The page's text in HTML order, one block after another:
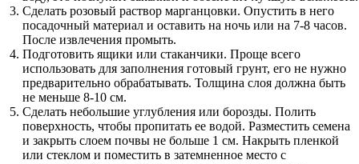
Сделать розовый раствор марганцовки. Опустить в него
посадочный материал и оставить на ночь или на 7-8 часов.
После извлечения промыть.
Подготовить ящики или стаканчики. Проще всего
использовать для заполнения готовый грунт, его не нужно
предварительно обрабатывать. Толщина слоя должна быть
не меньше 8-10 см.
Сделать небольшие углубления или борозды. Полить
поверхность, чтобы пропитать ее водой. Разместить семена
и закрыть слоем почвы не больше 1 см. Накрыть пленкой
или стеклом и поместить в затемненное место с